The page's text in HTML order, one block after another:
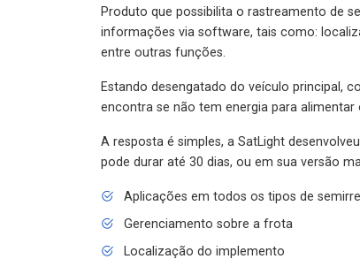
Produto que possibilita o rastreamento de
informações via software, tais como:
entre outras funções.
Estando desengatado do veículo principal,
encontra se não tem energia para alimentar
A resposta é simples, a SatLight
pode durar até 30 dias, ou em sua versão
Aplicações em todos os tipos de
Gerenciamento sobre a frota
Localização do implemento